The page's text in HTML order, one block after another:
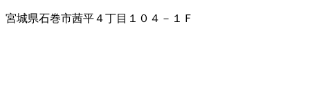
宮城県石巻市茜平４丁目１０４－１Ｆ